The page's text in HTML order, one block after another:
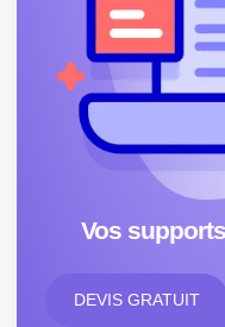
Vos
DEVIS GRATUIT